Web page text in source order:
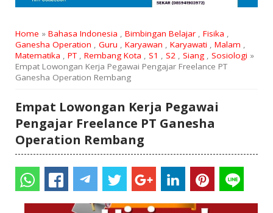
Home » Bahasa Indonesia , Bimbingan Belajar, Fisika ,
Ganesha Operation , Guru , Karyawan , Karyawati , Malam ,
Matematika , PT, Rembang Kota , S1 , S2, Siang, Sosiologi »
Empat Lowongan Kerja Pegawai Pengajar Freelance PT
Ganesha Operation Rembang
Empat Lowongan Kerja Pegawai
Pengajar Freelance PT Ganesha
Operation Rembang